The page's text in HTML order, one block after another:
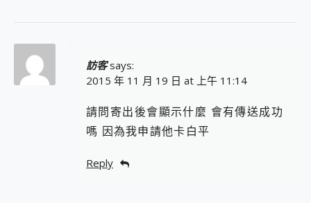
訪客 says:
2015 年 11 月 19 日 at 上午 11:14
請問寄出後會顯示什麼 會有傳送成功
嗎 因為我申請他卡白平
Reply